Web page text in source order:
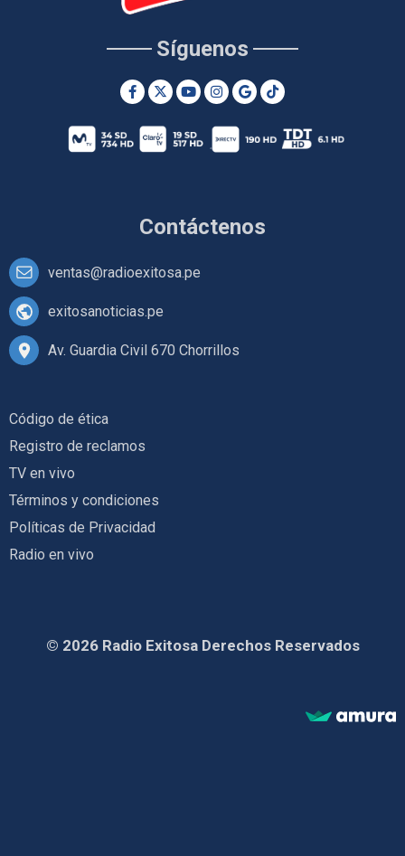
Contáctenos
ventas@radioexitosa.pe
exitosanoticias.pe
Av. Guardia Civil 670 Chorrillos
Síguenos
Código de ética
Registro de reclamos
TV en vivo
Términos y condiciones
Políticas de Privacidad
Radio en vivo
© 2026 Radio Exitosa Derechos Reservados